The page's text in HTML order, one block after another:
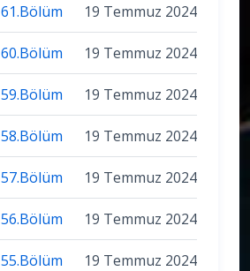
61.Bölüm 19 Temmuz 2024
60.Bölüm 19 Temmuz 2024
59.Bölüm 19 Temmuz 2024
58.Bölüm 19 Temmuz 2024
57.Bölüm 19 Temmuz 2024
56.Bölüm 19 Temmuz 2024
55.Bölüm 19 Temmuz 2024